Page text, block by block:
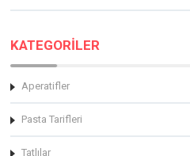
KATEGORİLER
Aperatifler
Pasta Tarifleri
Tatlılar